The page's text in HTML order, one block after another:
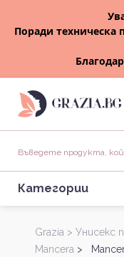
Поради
Категории
Grazia > Унисекс
Mancera >